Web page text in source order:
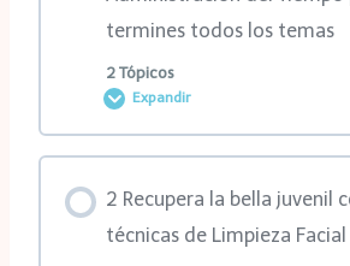
termines todos los temas
2 Tópicos
Expandir
0% COMPLETADO 0/2 pasos
2 Recupera la bella juvenil
técnicas de Limpieza Facial